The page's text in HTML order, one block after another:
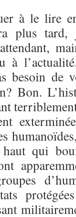
à le lire
plus
à
besoin de
Bon.
qui